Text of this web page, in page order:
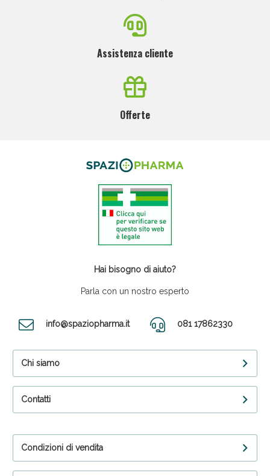
Assistenza cliente
Offerte
Hai bisogno di aiuto?
Parla con un nostro esperto
info@spaziopharma.it 081 17862330
Chi siamo
Contatti
Condizioni di vendita